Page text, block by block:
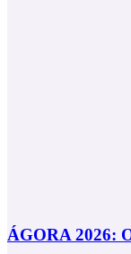
ÁGORA 2026: